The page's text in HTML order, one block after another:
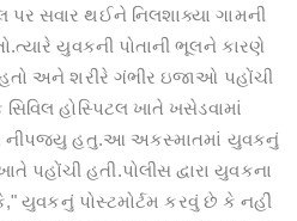
પર સવાર થઈને નિલશાક્યા ગામની
યુવકની પોતાની ભૂલને કારણે
અને શરીરે ગંભીર ઇજાઓ પહોંચી
હોસ્પિટલ ખાતે ખસેડવામાં
નીપજ્યુ હતુ.આ અકસ્માતમાં યુવકનું
પહોંચી હતી.પોલીસ દ્વારા યુવકના
યુવકનું પોસ્ટમોર્ટમ કરવું છે કે નહીં